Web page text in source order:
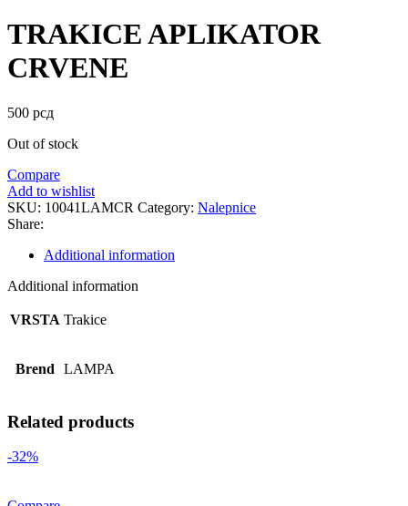
TRAKICE APLIKATOR
CRVENE
500 рсд
Out of stock
Compare
Add to wishlist
SKU: 10041LAMCR Category: Nalepnice
Share:
Additional information
Additional information
VRSTA Trakice
Brend LAMPA
Related products
-32%